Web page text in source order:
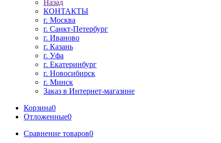
Назад
КОНТАКТЫ
г. Москва
г. Санкт-Петербург
г. Иваново
г. Казань
г. Уфа
г. Екатеринбург
г. Новосибирск
г. Минск
Заказ в Интернет-магазине
Корзина0
Отложенные0
Сравнение товаров0